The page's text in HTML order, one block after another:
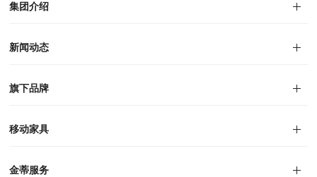
集团介绍
集团介绍
企业文化
人才招聘
商学院
VR全景展厅
董事长介绍
新闻动态
旗下品牌
品牌文化
荣誉资质
产品专利
电子画册
移动家具
迪尚
西瑞
洛斯
里奥
洛卡
美舍
新古典
纯美
金蒂服务